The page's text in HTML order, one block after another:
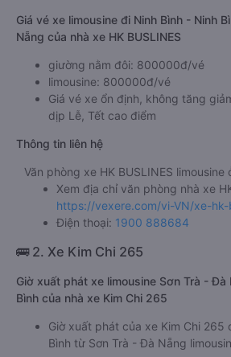
Giá vé xe limousine đi Ninh Bình - Ninh
Nẵng của nhà xe HK BUSLINES
giường nằm đôi: 800000đ/vé
limousine: 800000đ/vé
Giá vé xe ổn định, không tăng
dịp Lễ, Tết cao điểm
Thông tin liên hệ
Văn phòng xe HK BUSLINES
Xem địa chỉ văn phòng nhà xe
https://vexere.com/vi-VN/xe-hk-
Điện thoại: 1900 888684
🚌 2. Xe Kim Chi 265
Giờ xuất phát xe limousine Sơn Trà - Đà
Bình của nhà xe Kim Chi 265
Giờ xuất phát của xe Kim Chi 265
Bình từ Sơn Trà - Đà Nẵng